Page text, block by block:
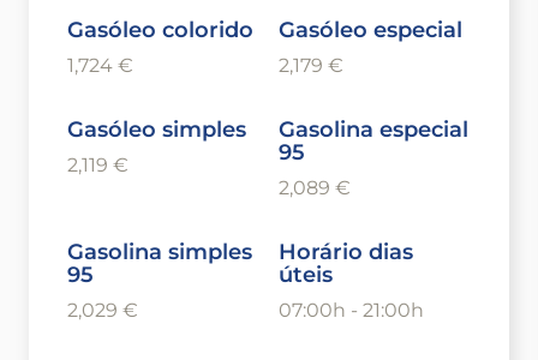
Gasóleo colorido
1,724 €
Gasóleo especial
2,179 €
Gasóleo simples
2,119 €
Gasolina especial
95
2,089 €
Gasolina simples
95
2,029 €
Horário dias
úteis
07:00h - 21:00h